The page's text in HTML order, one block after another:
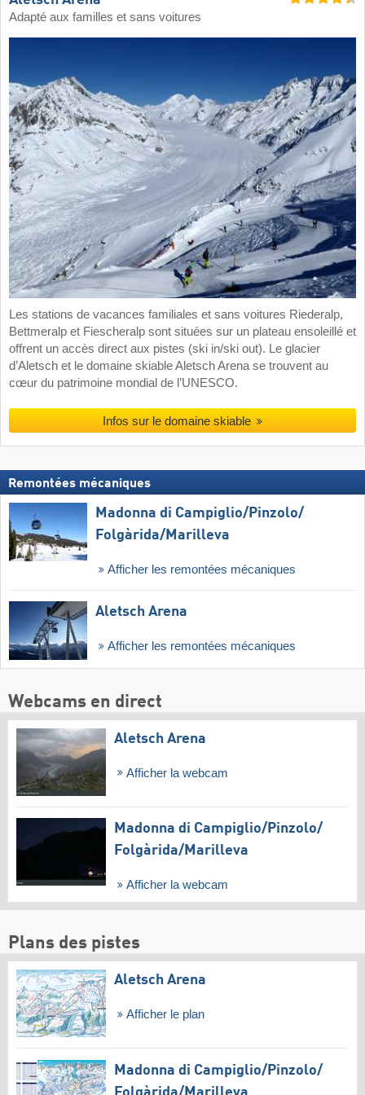
Adapté aux familles et sans voitures
Les stations de vacances familiales et sans voitures Riederalp,
Bettmeralp et Fiescheralp sont situées sur un plateau ensoleillé et
offrent un accès direct aux pistes (ski in/ski out). Le glacier
d’Aletsch et le domaine skiable Aletsch Arena se trouvent au
cœur du patrimoine mondial de l’UNESCO.
Infos sur le domaine skiable
Remontées mécaniques
Madonna di Campiglio/​Pinzolo/​
Folgàrida/​Marilleva
Afficher les remontées mécaniques
Aletsch Arena
Afficher les remontées mécaniques
Webcams en direct
Aletsch Arena
Afficher la webcam
Madonna di Campiglio/​Pinzolo/​
Folgàrida/​Marilleva
Afficher la webcam
Plans des pistes
Aletsch Arena
Afficher le plan
Madonna di Campiglio/​Pinzolo/​